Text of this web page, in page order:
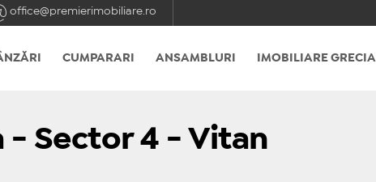
office@premierimobiliare.ro
CUMPARARI ANSAMBLURI IMOBILIARE GRECIA
- Sector 4 - Vitan